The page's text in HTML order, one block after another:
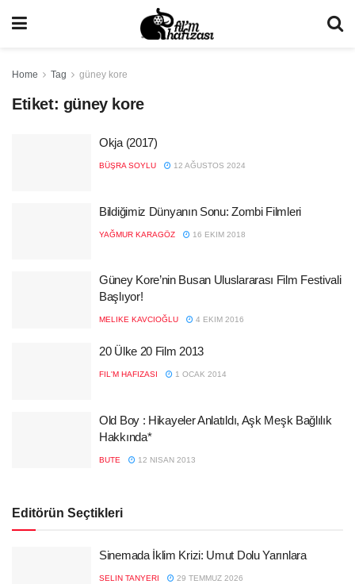
Home Tag güney kore
Etiket: güney kore
Okja (2017)
BÜŞRA SOYLU 12 AĞUSTOS 2024
Bildiğimiz Dünyanın Sonu: Zombi Filmleri
YAĞMUR KARAGÖZ 16 EKIM 2018
Güney Kore’nin Busan Uluslararası Film Festivali
Başlıyor!
MELIKE KAVCIOĞLU 4 EKIM 2016
20 Ülke 20 Film 2013
FIL'M HAFIZASI 1 OCAK 2014
Old Boy : Hikayeler Anlatıldı, Aşk Meşk Bağlılık
Hakkında*
BUTE 12 NISAN 2013
Editörün Seçtikleri
Sinemada İklim Krizi: Umut Dolu Yarınlara
SELIN TANYERI 29 TEMMUZ 2026